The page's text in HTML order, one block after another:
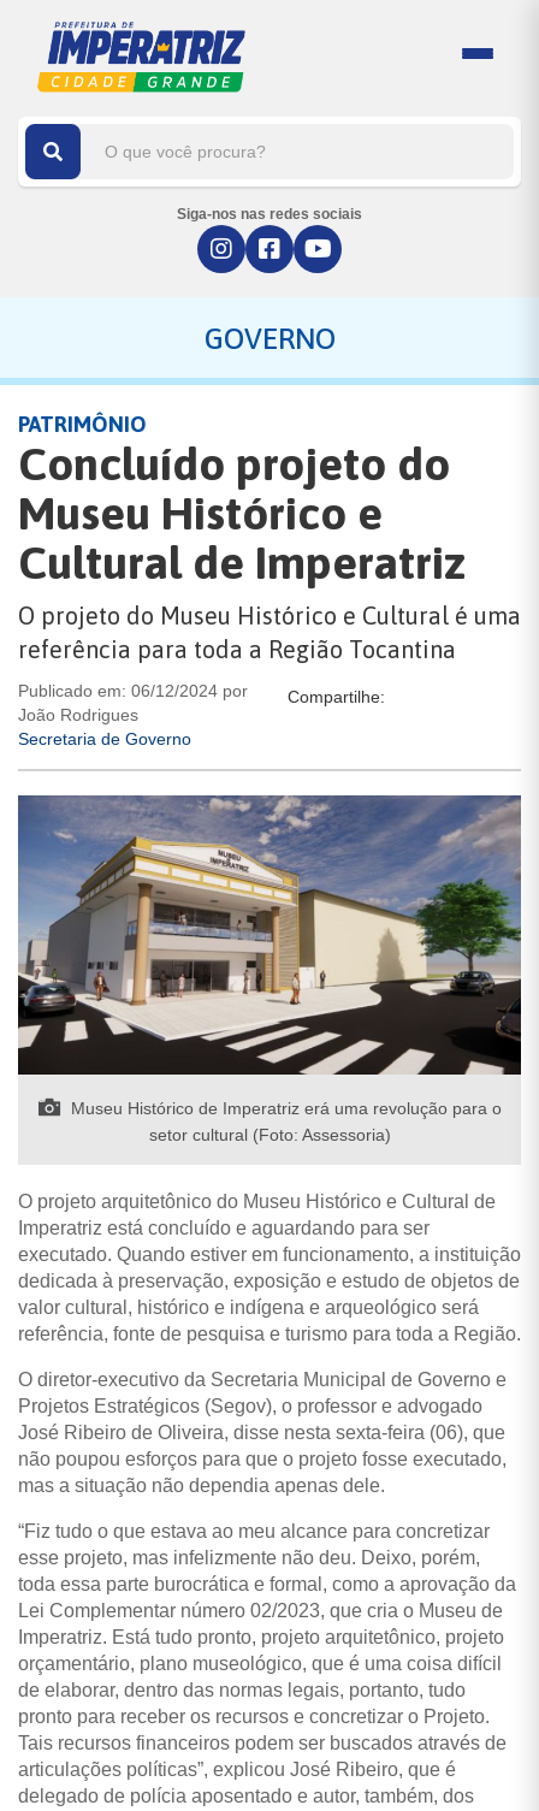
Siga-nos nas redes sociais
GOVERNO
PATRIMÔNIO
Concluído projeto do
Museu Histórico e
Cultural de Imperatriz
O projeto do Museu Histórico e Cultural é uma
referência para toda a Região Tocantina
Publicado em: 06/12/2024 por
João Rodrigues
Secretaria de Governo
Compartilhe:
Museu Histórico de Imperatriz erá uma revolução para o
setor cultural (Foto: Assessoria)
O projeto arquitetônico do Museu Histórico e Cultural de
Imperatriz está concluído e aguardando para ser
executado. Quando estiver em funcionamento, a instituição
dedicada à preservação, exposição e estudo de objetos de
valor cultural, histórico e indígena e arqueológico será
referência, fonte de pesquisa e turismo para toda a Região.
O diretor-executivo da Secretaria Municipal de Governo e
Projetos Estratégicos (Segov), o professor e advogado
José Ribeiro de Oliveira, disse nesta sexta-feira (06), que
não poupou esforços para que o projeto fosse executado,
mas a situação não dependia apenas dele.
“Fiz tudo o que estava ao meu alcance para concretizar
esse projeto, mas infelizmente não deu. Deixo, porém,
toda essa parte burocrática e formal, como a aprovação da
Lei Complementar número 02/2023, que cria o Museu de
Imperatriz. Está tudo pronto, projeto arquitetônico, projeto
orçamentário, plano museológico, que é uma coisa difícil
de elaborar, dentro das normas legais, portanto, tudo
pronto para receber os recursos e concretizar o Projeto.
Tais recursos financeiros podem ser buscados através de
articulações políticas”, explicou José Ribeiro, que é
delegado de polícia aposentado e autor, também, dos